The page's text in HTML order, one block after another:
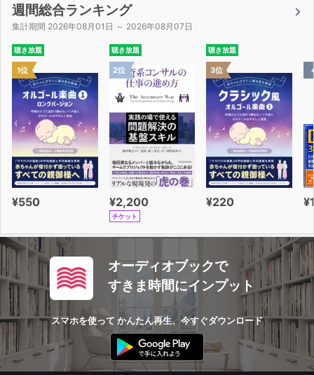
週間総合ランキング
集計期間 2026年08月01日 ～ 2026年08月07日
聴き放題
1位
¥550
聴き放題
2位
¥2,200
チケット
聴き放題
3位
¥220
オーディオブックで
すきま時間にインプット
スマホを使って かんたん再生、今すぐダウンロード